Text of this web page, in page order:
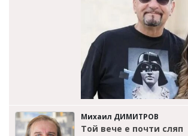
Михаил ДИМИТРОВ
Той вече е почти сляп